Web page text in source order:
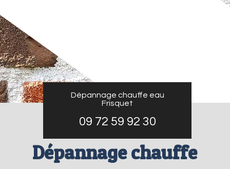
Dépannage chauffe eau
Frisquet
09 72 59 92 30
Dépannage chauffe